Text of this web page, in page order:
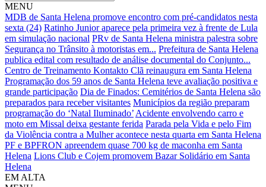
MENU
MDB de Santa Helena promove encontro com pré-candidatos nesta
sexta (24) Ratinho Junior aparece pela primeira vez à frente de Lula
em simulação nacional PRv de Santa Helena ministra palestra sobre
Segurança no Trânsito à motoristas em... Prefeitura de Santa Helena
publica edital com resultado de análise documental do Conjunto...
Centro de Treinamento Kontakto Clã reinaugura em Santa Helena
Programação dos 59 anos de Santa Helena teve avaliação positiva e
grande participação Dia de Finados: Cemitérios de Santa Helena são
preparados para receber visitantes Municípios da região preparam
programação do ‘Natal Iluminado’ Acidente envolvendo carro e
moto em Missal deixa gestante ferida Parada pela Vida e pelo Fim
da Violência contra a Mulher acontece nesta quarta em Santa Helena
PF e BPFRON apreendem quase 700 kg de maconha em Santa
Helena Lions Club e Cojem promovem Bazar Solidário em Santa
Helena
EM ALTA